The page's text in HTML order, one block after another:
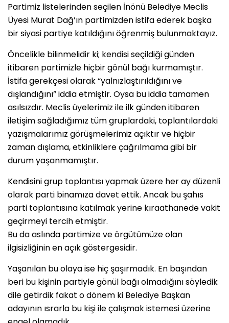
Partimiz listelerinden seçilen İnönü Belediye Meclis
Üyesi Murat Dağ’ın partimizden istifa ederek başka
bir siyasi partiye katıldığını öğrenmiş bulunmaktayız.
Öncelikle bilinmelidir ki; kendisi seçildiği günden
itibaren partimizle hiçbir gönül bağı kurmamıştır.
İstifa gerekçesi olarak “yalnızlaştırıldığını ve
dışlandığını” iddia etmiştir. Oysa bu iddia tamamen
asılsızdır. Meclis üyelerimiz ile ilk günden itibaren
iletişim sağladığımız tüm gruplardaki, toplantılardaki
yazışmalarımız görüşmelerimiz açıktır ve hiçbir
zaman dışlama, etkinliklere çağrılmama gibi bir
durum yaşanmamıştır.
Kendisini grup toplantısı yapmak üzere her ay düzenli
olarak parti binamıza davet ettik. Ancak bu şahıs
parti toplantısına katılmak yerine kıraathanede vakit
geçirmeyi tercih etmiştir.
Bu da aslında partimize ve örgütümüze olan
ilgisizliğinin en açık göstergesidir.
Yaşanılan bu olaya ise hiç şaşırmadık. En başından
beri bu kişinin partiyle gönül bağı olmadığını söyledik
dile getirdik fakat o dönem ki Belediye Başkan
adayının ısrarla bu kişi ile çalışmak istemesi üzerine